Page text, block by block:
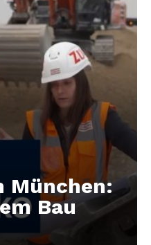
München:
Bau